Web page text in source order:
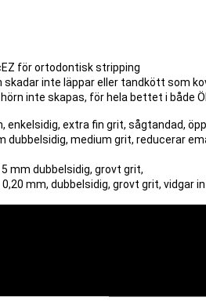
för ortodontisk stripping
skadar inte läppar eller tandkött som
inte skapas, för hela bettet i både
enkelsidig, extra fin grit, sågtandad,
dubbelsidig, medium grit, reducerar
mm dubbelsidig, grovt grit,
0,20 mm, dubbelsidig, grovt grit, vidgar